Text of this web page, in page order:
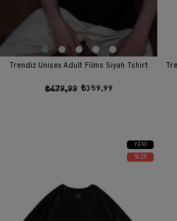
Trendiz Unisex Adult Films Siyah Tshirt
₺359,99
₺479,99
YENI
ÜRÜN
%25